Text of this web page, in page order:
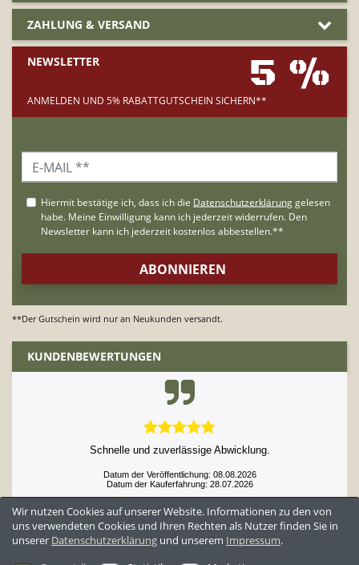
ZAHLUNG & VERSAND
NEWSLETTER 5 %
ANMELDEN UND 5% RABATTGUTSCHEIN SICHERN**
**Der Gutschein wird nur an Neukunden versandt.
KUNDENBEWERTUNGEN
Schnelle und zuverlässige Abwicklung.
Datum der Veröffentlichung: 08.08.2026
Datum der Kauferfahrung: 28.07.2026
Wir nutzen Cookies auf unserer Website. Informationen zu den von
uns verwendeten Cookies und Ihren Rechten als Nutzer finden Sie in
unserer Daten­schutz­erklärung und unserem Impressum.